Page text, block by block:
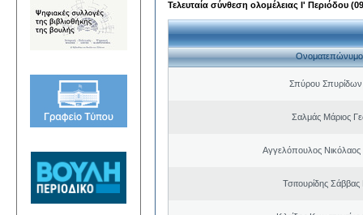
Τελευταία σύνθεση ολομέλειας Ι' Περιόδου
Ονοματεπώνυμο
Σπύρου Σπυρίδων
Σαλμάς Μάριος
Αγγελόπουλος Νικόλαος
Τσιτουρίδης Σάββας